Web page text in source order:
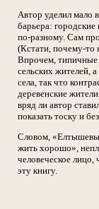
Автор уделил мало
барьера:
по-разному. Сам
(Кстати, почему-то
Впрочем, типичные
сельских жителей,
села, так что
деревенские
вряд ли автор
показать тоску и
Словом,
жить хорошо»,
человеческое
эту книгу.